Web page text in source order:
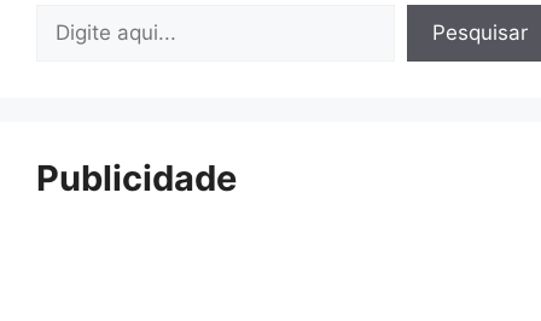
Pesquisar
Publicidade